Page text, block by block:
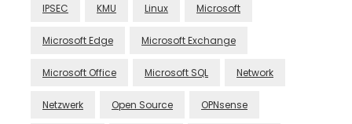
IPSEC KMU Linux Microsoft
Microsoft Edge Microsoft Exchange
Microsoft Office Microsoft SQL Network
Netzwerk Open Source OPNsense